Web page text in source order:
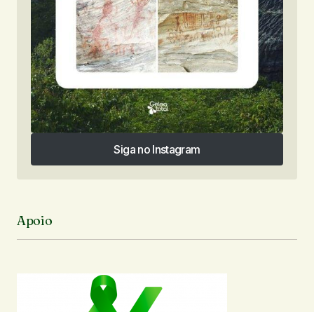
Siga no Instagram
Siga no Instagram
Apoio